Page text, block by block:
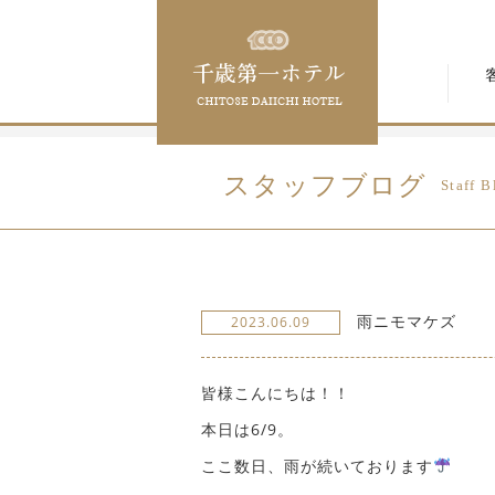
スタッフブログ Staff
2023.06.09 雨ニモマケズ
皆様こんにちは！！
本日は6/9。
ここ数日、雨が続いております